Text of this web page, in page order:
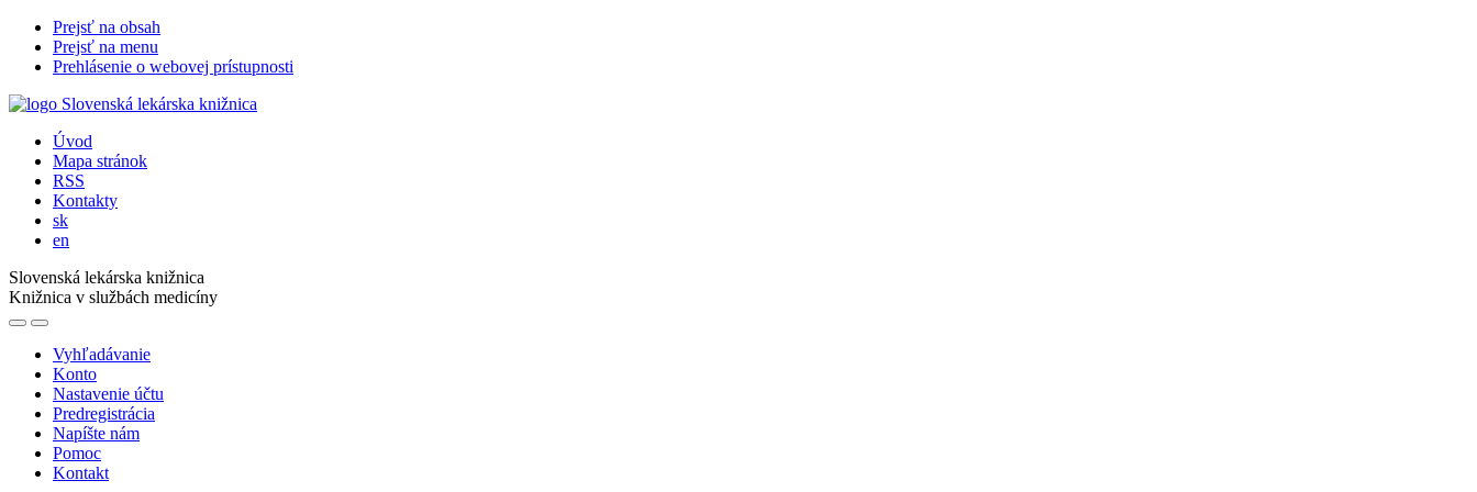
Prejsť na obsah
Prejsť na menu
Prehlásenie o webovej prístupnosti
Úvod
Mapa stránok
RSS
Kontakty
sk
en
Slovenská lekárska knižnica
Knižnica v službách medicíny
Vyhľadávanie
Konto
Nastavenie účtu
Predregistrácia
Napíšte nám
Pomoc
Kontakt